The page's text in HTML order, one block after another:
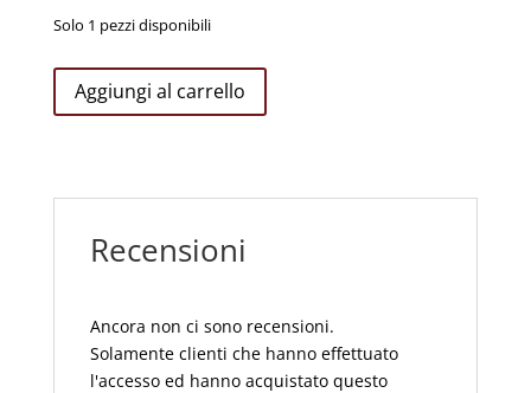
Solo 1 pezzi disponibili
Bracciale
Padre
Amen
Aggiungi al carrello
Recensioni
Ancora non ci sono recensioni.
Solamente clienti che hanno effettuato
l'accesso ed hanno acquistato questo